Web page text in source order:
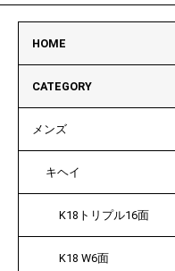
HOME
CATEGORY
メンズ
キヘイ
K18トリプル16面
K18 W6面